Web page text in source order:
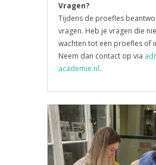
Vragen?
Tijdens de proefles
vragen. Heb je vragen die
wachten tot een proefles of
Neem dan contact op via
academie.nl.